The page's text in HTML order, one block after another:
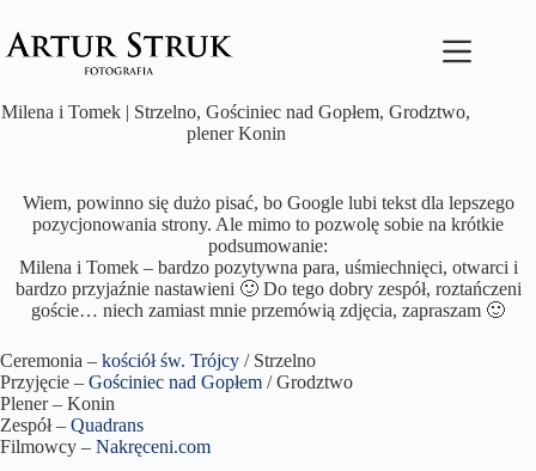
do
treści
Milena i Tomek | Strzelno, Gościniec nad Gopłem, Grodztwo,
plener Konin
Wiem, powinno się dużo pisać, bo Google lubi tekst dla lepszego
pozycjonowania strony. Ale mimo to pozwolę sobie na krótkie
podsumowanie:
Milena i Tomek – bardzo pozytywna para, uśmiechnięci, otwarci i
bardzo przyjaźnie nastawieni 🙂 Do tego dobry zespół, roztańczeni
goście… niech zamiast mnie przemówią zdjęcia, zapraszam 🙂
Ceremonia – kościół św. Trójcy / Strzelno
Przyjęcie – Gościniec nad Gopłem / Grodztwo
Plener – Konin
Zespół – Quadrans
Filmowcy – Nakręceni.com